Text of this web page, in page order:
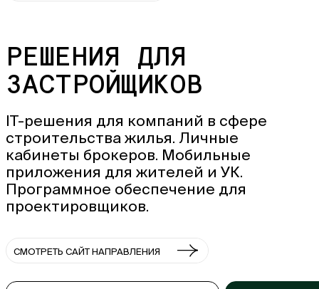
РЕШЕНИЯ ДЛЯ
ЗАСТРОЙЩИКОВ
IT-решения для компаний в сфере
строительства жилья. Личные
кабинеты брокеров. Мобильные
приложения для жителей и УК.
Программное обеспечение для
проектировщиков.
СМОТРЕТЬ САЙТ НАПРАВЛЕНИЯ